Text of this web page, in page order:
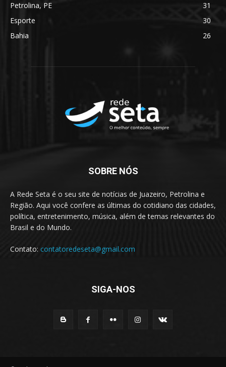
Petrolina, PE
31
Esporte
30
Bahia
26
SOBRE NÓS
A Rede Seta é o seu site de notícias de Juazeiro, Petrolina e
Região. Aqui você confere as últimas do cotidiano das cidades,
política, entretenimento, música, além de temas relevantes do
Brasil e do Mundo.
Contato: contatoredeseta@gmail.com
SIGA-NOS